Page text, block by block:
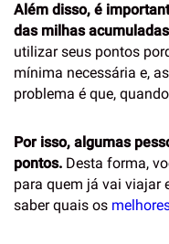
Além disso, é
das milhas acumuladas
utilizar seus pontos
mínima necessária e,
problema é que,
Por isso, algumas
pontos. Desta forma,
para quem já vai viajar
saber quais os